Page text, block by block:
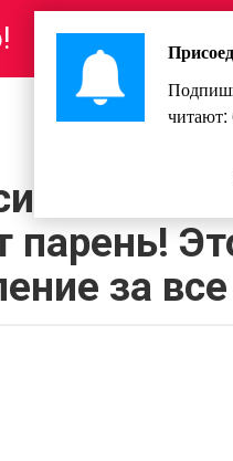
Главная
зал не
парень!
за
читают: